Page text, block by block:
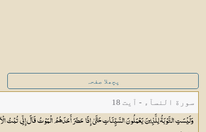
پچھلا صفحہ
سورة النسآء - آیت 18
وَلَيْسَتِ التَّوْبَةُ لِلَّذِينَ يَعْمَلُونَ السَّيِّئَاتِ حَتَّىٰ إِذَا حَضَرَ أَحَدَهُمُ الْمَوْتُ قَالَ إِنِّي تُبْتُ